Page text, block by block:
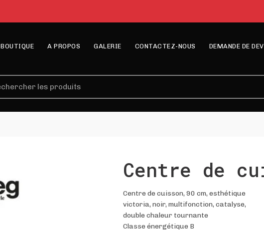
BOUTIQUE A PROPOS GALERIE CONTACTEZ-NOUS DEMANDE DE
Centre de
Centre de cuisson, 90 cm, esthétique
victoria, noir, multifonction, catalyse,
double chaleur tournante
Classe énergétique B